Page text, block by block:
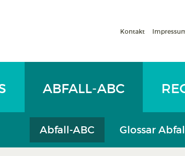
Kontakt
ABFALL-ABC
Abfall-ABC Glossar